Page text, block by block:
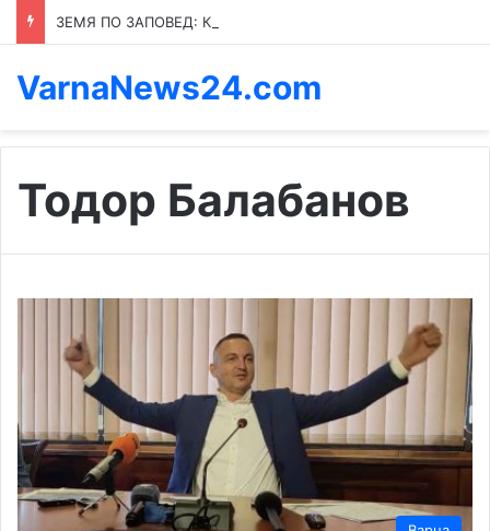
VarnaNews24.com
Тодор Балабанов